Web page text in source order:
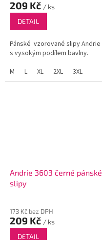
209 Kč / ks
DETAIL
Pánské vzorované slipy Andrie
s vysokým podílem bavlny.
M
L XL 2XL 3XL
Andrie 3603 černé pánské
slipy
173 Kč bez DPH
209 Kč / ks
DETAIL